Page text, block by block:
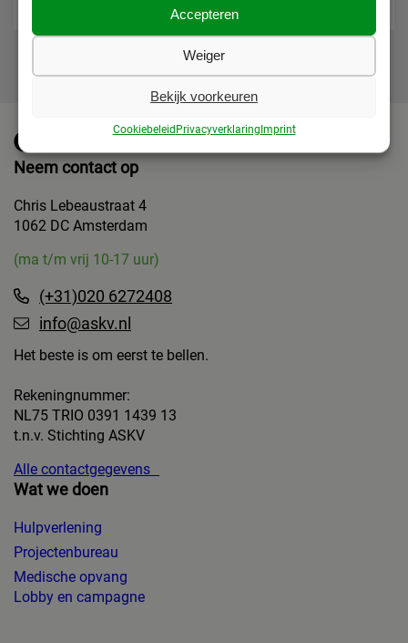
Accepteren
Weiger
Bekijk voorkeuren
CookiebeleidPrivacyverklaringImprint
Neem contact op
Chris Lebeaustraat 4
1062 DC Amsterdam
(ma t/m vrij 10-17 uur)
(+31)020 6272408
info@askv.nl
Het beste is om eerst te bellen.
Rekeningnummer:
NL75 TRIO 0391 1439 13
t.n.v. Stichting ASKV
Alle contactgegevens
Wat we doen
Hulpverlening
Projectenbureau
Medische opvang
Lobby en campagne